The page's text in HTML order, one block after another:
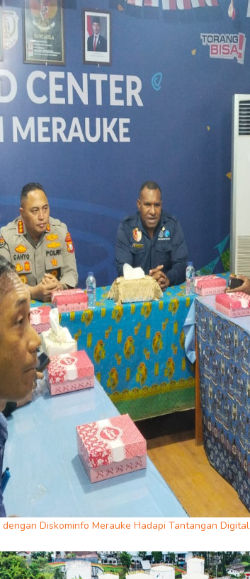
Diskominfo Merauke Hadapi Tantangan Digital